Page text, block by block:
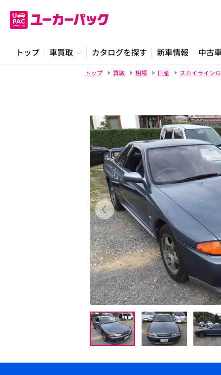
トップ 車買取 カタログを探す 新車情報 中古
トップ 買取 相場 日産 スカイライン